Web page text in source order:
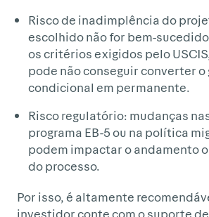
Risco de inadimplência do
escolhido não for bem-
os critérios exigidos pelo
pode não conseguir converter o
condicional em permanente.
Risco regulatório: mudanças
programa EB-5 ou na política
podem impactar o andamento
do processo.
Por isso, é altamente
investidor conte com o suporte